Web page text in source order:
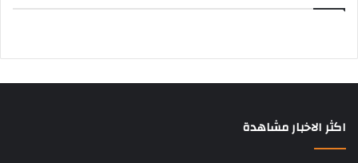
اكثر الاخبار مشاهدة